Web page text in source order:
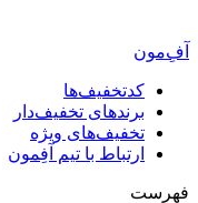
آفِ‌مون
کدتخفیف‌ها
برندهای تخفیف‌دار
تخفیف‌های ویژه
ارتباط با تیم آفِمون
فهرست